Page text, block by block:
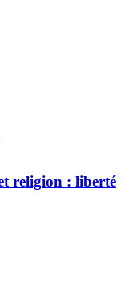
religion : liberté